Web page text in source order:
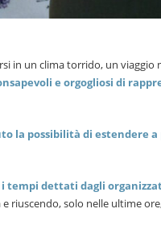
in un clima torrido, un viaggio
e orgogliosi di
la possibilità di estendere a
i tempi dettati dagli
riuscendo, solo nelle ultime